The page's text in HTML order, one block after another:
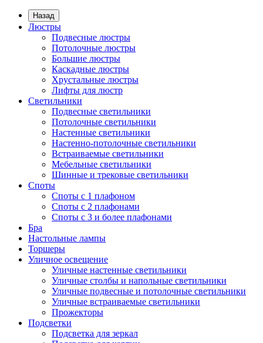
Назад
Люстры
Подвесные люстры
Потолочные люстры
Большие люстры
Каскадные люстры
Хрустальные люстры
Лифты для люстр
Светильники
Подвесные светильники
Потолочные светильники
Настенные светильники
Настенно-потолочные светильники
Встраиваемые светильники
Мебельные светильники
Шинные и трековые светильники
Споты
Споты с 1 плафоном
Споты с 2 плафонами
Споты с 3 и более плафонами
Бра
Настольные лампы
Торшеры
Уличное освещение
Уличные настенные светильники
Уличные столбы и напольные светильники
Уличные подвесные и потолочные светильники
Уличные встраиваемые светильники
Прожекторы
Подсветки
Подсветка для зеркал